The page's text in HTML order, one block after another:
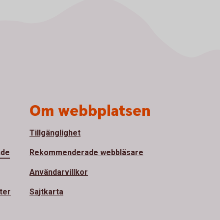
Om webbplatsen
Tillgänglighet
Rekommenderade webbläsare
Användarvillkor
Sajtkarta